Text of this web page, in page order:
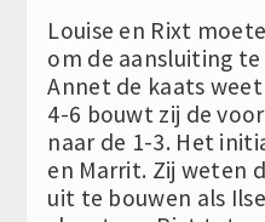
Louise en Rixt
om de aansluiting
Annet de kaats
4-6 bouwt zij de
naar de 1-3. Het
en Marrit. Zij weten
uit te bouwen als